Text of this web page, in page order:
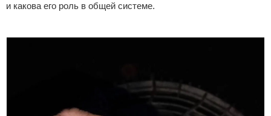
и какова его роль в общей системе.